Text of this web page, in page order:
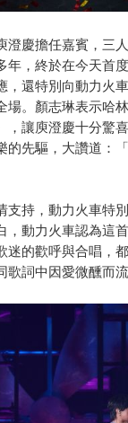
澄慶擔任嘉賓，三
年，終於在今天首
，還特別向動力火
場。顏志琳表示哈
，讓庾澄慶十分驚
的先驅，大讚道：
支持，動力火車特
，動力火車認為這
迷的歡呼與合唱，
詞中因愛微醺而流